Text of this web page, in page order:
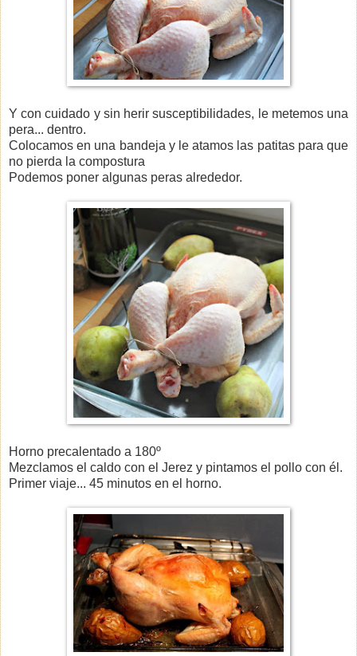
Y con cuidado y sin herir susceptibilidades, le metemos una
pera... dentro.
Colocamos en una bandeja y le atamos las patitas para que
no pierda la compostura
Podemos poner algunas peras alrededor.
Horno precalentado a 180º
Mezclamos el caldo con el Jerez y pintamos el pollo con él.
Primer viaje... 45 minutos en el horno.